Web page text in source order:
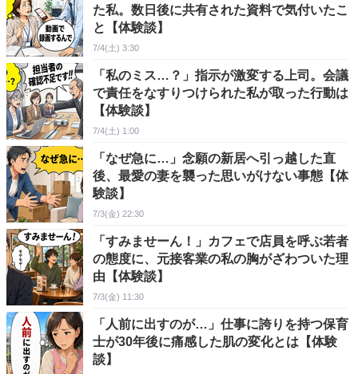
た私。数日後に共有された資料で気付いたこ
と【体験談】
7/4(土) 3:30
「私のミス…？」指示が激変する上司。会議
で責任をなすりつけられた私が取った行動は
【体験談】
7/4(土) 1:00
「なぜ急に…」念願の新居へ引っ越した直
後、最愛の妻を襲った思いがけない事態【体
験談】
7/3(金) 22:30
「すみませーん！」カフェで店員を呼ぶ若者
の態度に、元接客業の私の胸がざわついた理
由【体験談】
7/3(金) 11:30
「人前に出すのが…」仕事に誇りを持つ保育
士が30年後に痛感した肌の変化とは【体験
談】